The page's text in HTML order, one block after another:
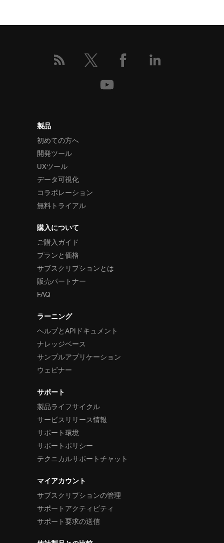
製品
初めての方へ
開発ツール
UXツール
データ可視化
コラボレーション
無料トライアル
購入について
ご購入ガイド
プランと価格
サブスクリプションとは
販売パートナー
FAQ
ラーニング
ヘルプとAPIドキュメント
ナレッジベース
サンプルアプリケーション
ウェビナー
サポート
製品ライフサイクル
サービスリリース情報
サポート環境
サポートポリシー
テクニカルサポートチャット
マイアカウント
サブスクリプションの管理
サポートアクティビティ
サポート要求の送信